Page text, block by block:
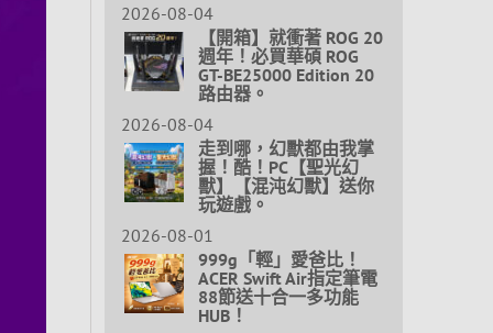
2026-08-04
【開箱】就衝著 ROG 20
週年！必買華碩 ROG
GT-BE25000 Edition 20
路由器。
2026-08-04
走到哪，幻獸都由我掌
握！酷！PC【聖光幻
獸】【混沌幻獸】送你
玩遊戲。
2026-08-01
999g「輕」愛爸比！
ACER Swift Air指定筆電
88節送十合一多功能
HUB！